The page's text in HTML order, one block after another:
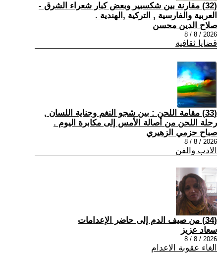
(32) مقارنة بين شكسبير وبعض كبار شعراء الشرق -
العربية والفارسية , التركية ,الهندية .
صلاح الدين محسن
2026 / 8 / 8
قضايا ثقافية
(33) مقامة اللحن : بين شجو النغم وجناية اللسان ,
رحلة اللحن من أصالة الأمس إلى مكابرة اليوم .
صباح حزمي الزهيري
2026 / 8 / 8
الادب والفن
(34) من صيف الدم إلى حاضر الإعدامات
سعاد عزيز
2026 / 8 / 8
الغاء عقوبة الاعدام